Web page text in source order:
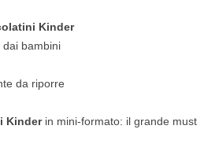
Kinder
bambini
da riporre
Kinderin mini-formato: il grande must